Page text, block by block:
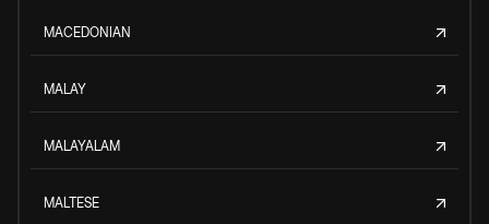
MACEDONIAN
MALAY
MALAYALAM
MALTESE